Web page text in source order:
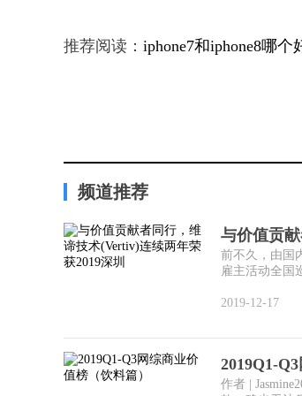
推荐阅读： iphone7和iphone8哪个
频道推荐
与价值贡
前不久，由国
雇主活动全国
2019-12-17
2019Q1-
作者 |